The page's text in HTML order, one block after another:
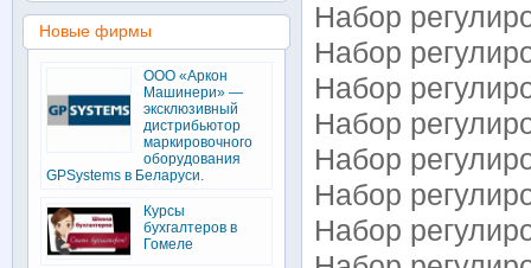
Набор
Набор
Набор
Набор
Набор
Набор
Набор
Новые фирмы
ООО «Аркон
Машинери» —
эксклюзивный
дистрибьютор
маркировочного
оборудования
GPSystems в Беларуси.
Курсы
бухгалтеров в
Гомеле